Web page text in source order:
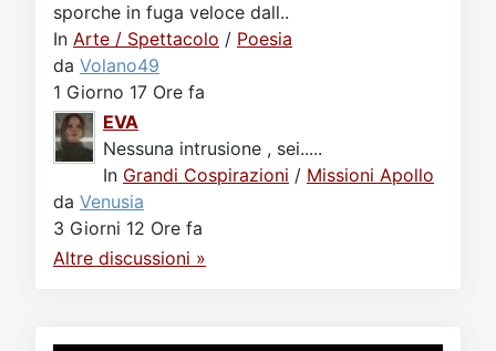
sporche in fuga veloce dall..
In Arte / Spettacolo / Poesia
da Volano49
1 Giorno 17 Ore fa
EVA
Nessuna intrusione , sei.....
In Grandi Cospirazioni / Missioni Apollo
da Venusia
3 Giorni 12 Ore fa
Altre discussioni »